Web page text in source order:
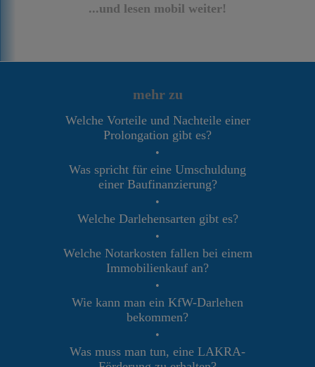
...und lesen mobil weiter!
mehr zu
Welche Vorteile und Nachteile einer
Prolongation gibt es?
•
Was spricht für eine Umschuldung
einer Baufinanzierung?
•
Welche Darlehensarten gibt es?
•
Welche Notarkosten fallen bei einem
Immobilienkauf an?
•
Wie kann man ein KfW-Darlehen
bekommen?
•
Was muss man tun, eine LAKRA-